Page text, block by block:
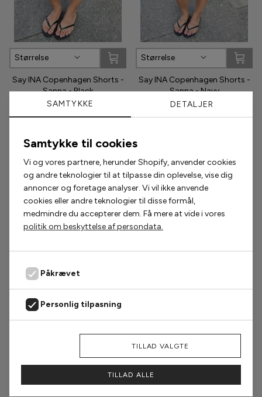
Phenumb
Pieces
Puma
Sisters Point
Smykkeli Copenhagen
Tim & Simonsen
SAMTYKKE DETALJER
Samtykke til cookies
Vi og vores partnere, herunder Shopify, anvender cookies
og andre teknologier til at tilpasse din oplevelse, vise dig
annoncer og foretage analyser. Vi vil ikke anvende
cookies eller andre teknologier til disse formål,
medmindre du accepterer dem. Få mere at vide i vores
politik om beskyttelse af persondata.
Påkrævet
Personlig tilpasning
Markedsføring
Analyse
TILLAD VALGTE
TILLAD ALLE
Størrelse
Say INA Copenhagen Shorts -
Sanna - Black
299,00 kr
Størrelse
Say INA Copenhagen Shorts -
Sanna - Navy
224,25 kr 299,00 kr
Populære accessories
2 for 200,- 2 for 300,-